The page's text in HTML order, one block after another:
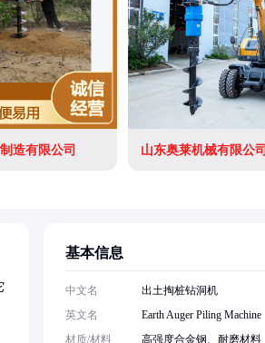
造有限公司 山东奥莱机械有限公司
基本信息
中文名
出土掏桩钻洞机
英文名
Earth Auger Piling Machine
材质/材料
高强度合金钢、耐磨材料